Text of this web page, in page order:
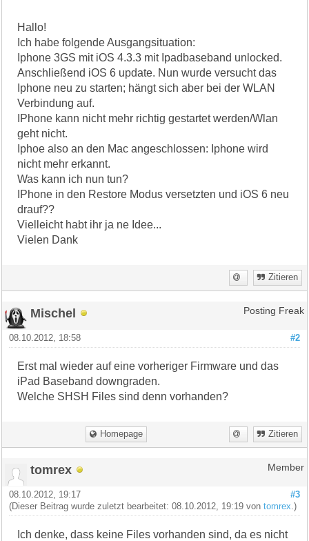
Hallo!
Ich habe folgende Ausgangsituation:
Iphone 3GS mit iOS 4.3.3 mit Ipadbaseband unlocked.
Anschließend iOS 6 update. Nun wurde versucht das
Iphone neu zu starten; hängt sich aber bei der WLAN
Verbindung auf.
IPhone kann nicht mehr richtig gestartet werden/Wlan
geht nicht.
Iphoe also an den Mac angeschlossen: Iphone wird
nicht mehr erkannt.
Was kann ich nun tun?
IPhone in den Restore Modus versetzten und iOS 6 neu
drauf??
Vielleicht habt ihr ja ne Idee...
Vielen Dank
Zitieren
Mischel Posting Freak
#2
08.10.2012, 18:58
Erst mal wieder auf eine vorheriger Firmware und das
iPad Baseband downgraden.
Welche SHSH Files sind denn vorhanden?
Homepage Zitieren
tomrex Member
#3
08.10.2012, 19:17
(Dieser Beitrag wurde zuletzt bearbeitet: 08.10.2012, 19:19 vontomrex .)
Ich denke, dass keine Files vorhanden sind, da es nicht